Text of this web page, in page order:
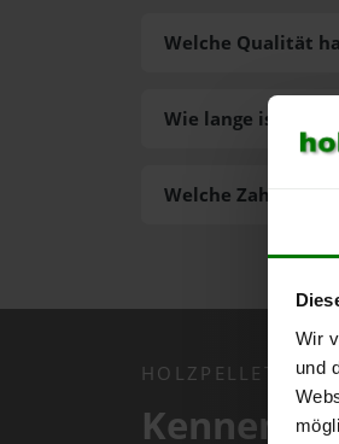
Wir
und
Welche
Welche Qualität
Wie lange ist die
Kennen